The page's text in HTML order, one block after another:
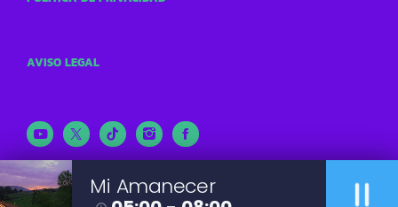
Mi Amanecer pause
AVISO LEGAL